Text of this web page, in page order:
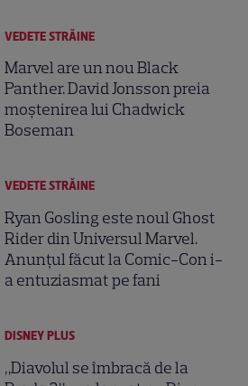
VEDETE STRĂINE
Marvel are un nou Black
Panther. David Jonsson preia
moștenirea lui Chadwick
Boseman
VEDETE STRĂINE
Ryan Gosling este noul Ghost
Rider din Universul Marvel.
Anunțul făcut la Comic-Con i-
a entuziasmat pe fani
DISNEY PLUS
„Diavolul se îmbracă de la